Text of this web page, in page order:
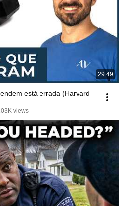
29:49
está errada (Harvard
views